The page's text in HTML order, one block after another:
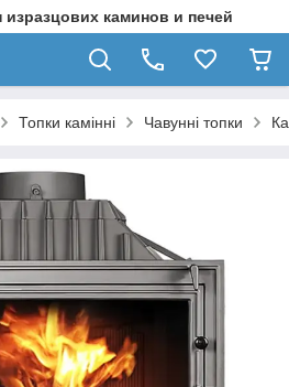
изразцових каминов и печей
Топки камінні Чавунні топки